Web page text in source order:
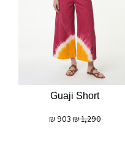
Guaji Short
1,290
₪
903
₪